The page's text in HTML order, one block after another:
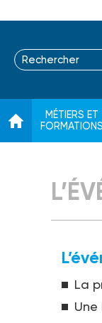
MÉTIERS ET
FORMATIONS
La
Une